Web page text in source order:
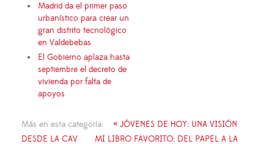
Madrid da el primer paso
urbanístico para crear un
gran distrito tecnológico
en Valdebebas
El Gobierno aplaza hasta
septiembre el decreto de
vivienda por falta de
apoyos
Más en esta categoría:
« JÓVENES DE HOY: UNA VISIÓN
DESDE LA CAV
MI LIBRO FAVORITO: DEL PAPEL A LA